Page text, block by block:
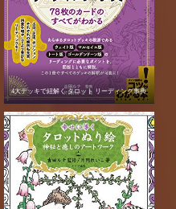
4大デッキで紐解く タロット リーディング事典